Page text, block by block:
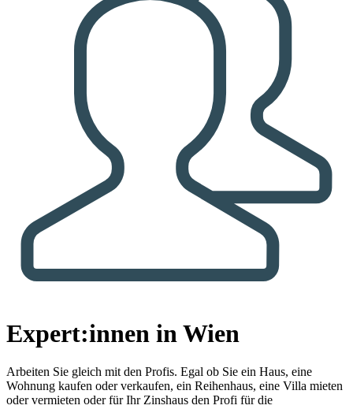
Expert:innen in Wien
Arbeiten Sie gleich mit den Profis. Egal ob Sie ein Haus, eine
Wohnung kaufen oder verkaufen, ein Reihenhaus, eine Villa mieten
oder vermieten oder für Ihr Zinshaus den Profi für die